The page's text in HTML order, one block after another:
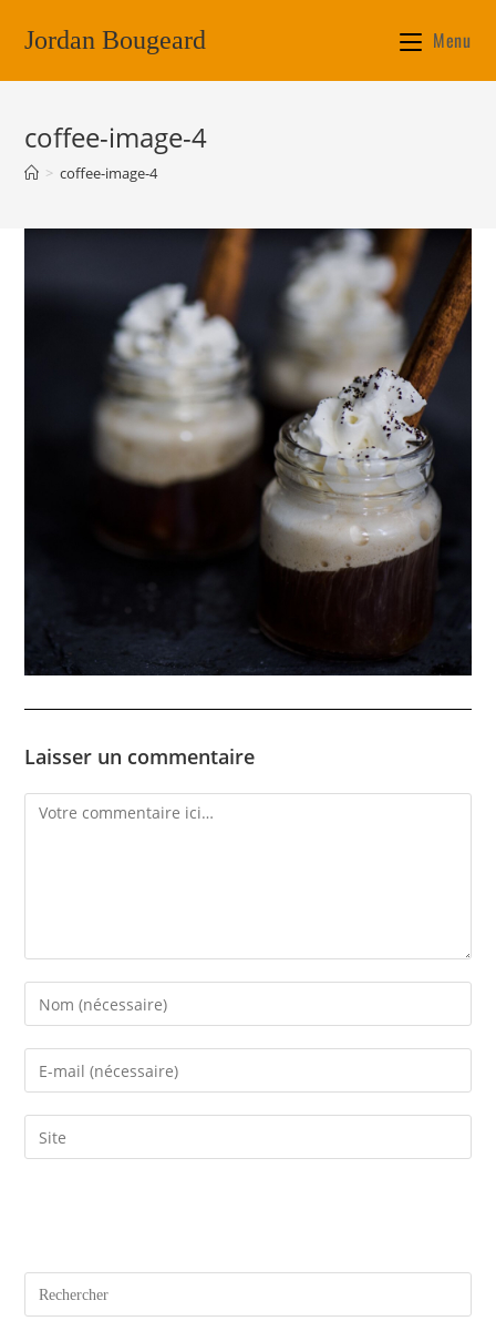
Jordan Bougeard Menu
coffee-image-4
> coffee-image-4
Laisser un commentaire